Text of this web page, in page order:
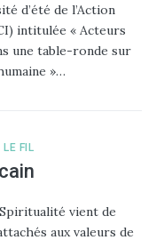
d’été de l’Action
intitulée « Acteurs
une table-ronde sur
»…
LE FIL
vient de
aux valeurs de